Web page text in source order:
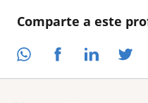
Comparte a este